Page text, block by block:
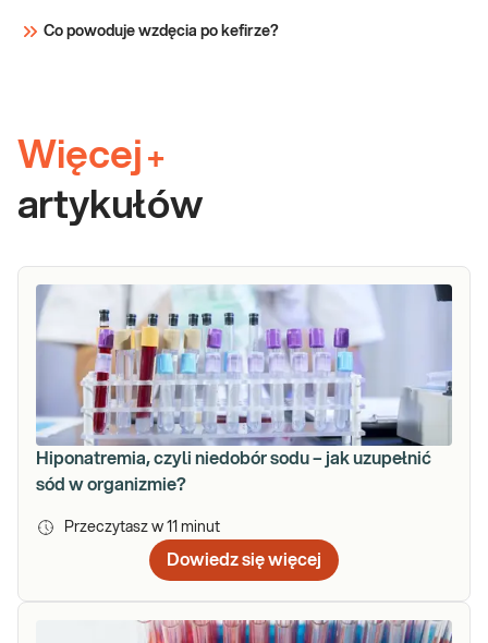
Co powoduje wzdęcia po kefirze?
Więcej +
artykułów
Hiponatremia, czyli niedobór sodu – jak uzupełnić
sód w organizmie?
Przeczytasz w 11 minut
Dowiedz się więcej